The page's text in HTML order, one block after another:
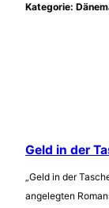
Kategorie:
Geld in der
„Geld in der
angelegten